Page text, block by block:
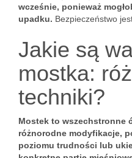
wcześnie, ponieważ
upadku. Bezpieczeństwo
Jakie są
mostka:
techniki?
Mostek to wszechstronne
różnorodne modyfikacje,
poziomu trudności lub